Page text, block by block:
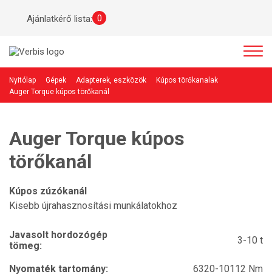
Ajánlatkérő lista: 0
Nyitólap Gépek Adapterek, eszközök
Kúpos törőkanalak
Auger Torque kúpos törőkanál
Auger Torque kúpos
törőkanál
Kúpos zúzókanál
Kisebb újrahasznosítási munkálatokhoz
Javasolt hordozógép
tömeg:
3-10 t
Nyomaték tartomány:
6320-10112 Nm